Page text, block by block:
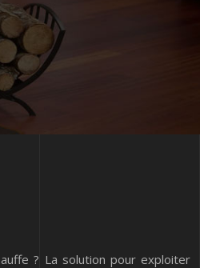
? La solution pour exploiter